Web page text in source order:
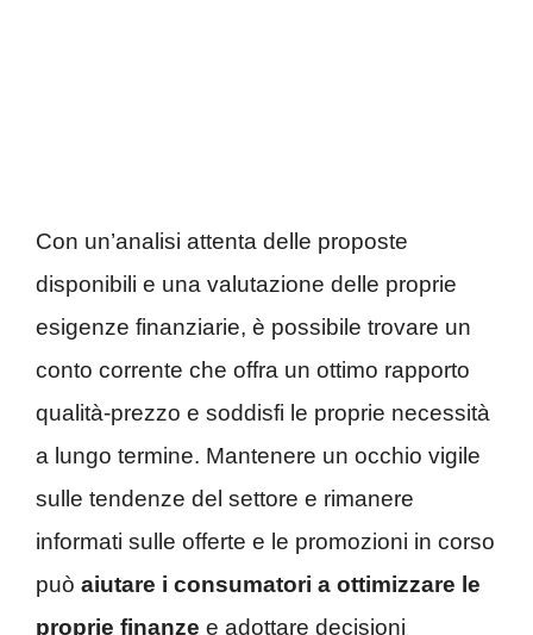
Con un’analisi attenta delle proposte
disponibili e una valutazione delle proprie
esigenze finanziarie, è possibile trovare un
conto corrente che offra un ottimo rapporto
qualità-prezzo e soddisfi le proprie necessità
a lungo termine. Mantenere un occhio vigile
sulle tendenze del settore e rimanere
informati sulle offerte e le promozioni in corso
può aiutare i consumatori a ottimizzare le
proprie finanze e adottare decisioni